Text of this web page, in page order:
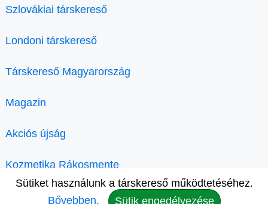
Szlovákiai társkereső
Londoni társkereső
Társkereső Magyarország
Magazin
Akciós újság
Kozmetika Rákosmente
Sütiket használunk a társkereső működtetéséhez.
Bővebben.
Sütik engedélyezése